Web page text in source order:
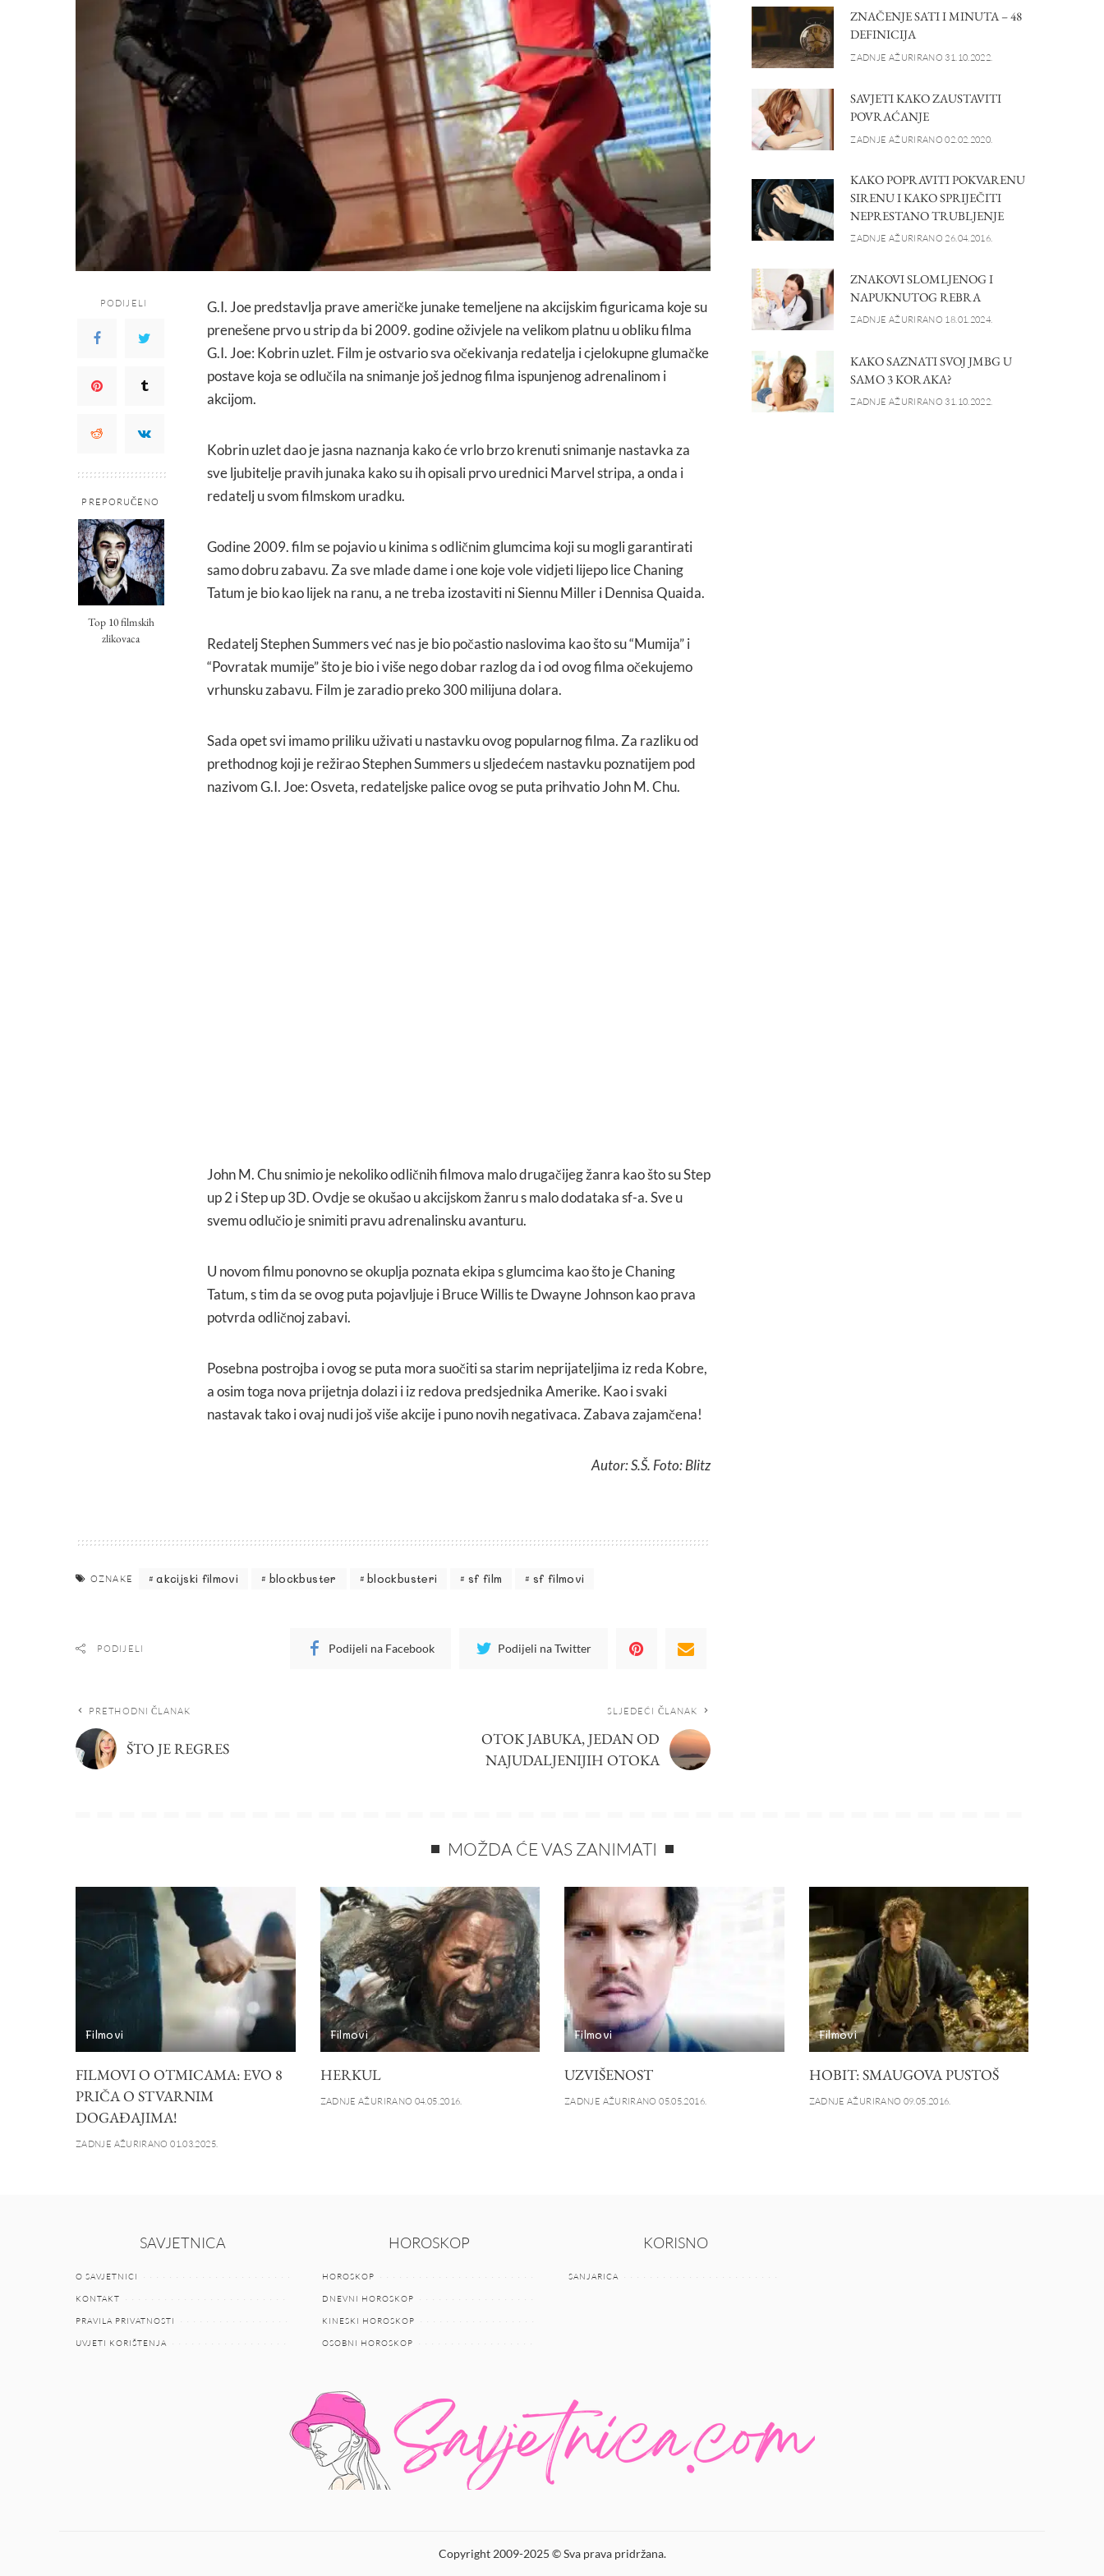
PODIJELI
PREPORUČENO
Top 10 filmskih
zlikovaca
G.I. Joe predstavlja prave američke junake temeljene na akcijskim figuricama koje su
prenešene prvo u strip da bi 2009. godine oživjele na velikom platnu u obliku filma
G.I. Joe: Kobrin uzlet. Film je ostvario sva očekivanja redatelja i cjelokupne glumačke
postave koja se odlučila na snimanje još jednog filma ispunjenog adrenalinom i
akcijom.
Kobrin uzlet dao je jasna naznanja kako će vrlo brzo krenuti snimanje nastavka za
sve ljubitelje pravih junaka kako su ih opisali prvo urednici Marvel stripa, a onda i
redatelj u svom filmskom uradku.
Godine 2009. film se pojavio u kinima s odličnim glumcima koji su mogli garantirati
samo dobru zabavu. Za sve mlade dame i one koje vole vidjeti lijepo lice Chaning
Tatum je bio kao lijek na ranu, a ne treba izostaviti ni Siennu Miller i Dennisa Quaida.
Redatelj Stephen Summers već nas je bio počastio naslovima kao što su “Mumija” i
“Povratak mumije” što je bio i više nego dobar razlog da i od ovog filma očekujemo
vrhunsku zabavu. Film je zaradio preko 300 milijuna dolara.
Sada opet svi imamo priliku uživati u nastavku ovog popularnog filma. Za razliku od
prethodnog koji je režirao Stephen Summers u sljedećem nastavku poznatijem pod
nazivom G.I. Joe: Osveta, redateljske palice ovog se puta prihvatio John M. Chu.
John M. Chu snimio je nekoliko odličnih filmova malo drugačijeg žanra kao što su Step
up 2 i Step up 3D. Ovdje se okušao u akcijskom žanru s malo dodataka sf-a. Sve u
svemu odlučio je snimiti pravu adrenalinsku avanturu.
U novom filmu ponovno se okuplja poznata ekipa s glumcima kao što je Chaning
Tatum, s tim da se ovog puta pojavljuje i Bruce Willis te Dwayne Johnson kao prava
potvrda odličnoj zabavi.
Posebna postrojba i ovog se puta mora suočiti sa starim neprijateljima iz reda Kobre,
a osim toga nova prijetnja dolazi i iz redova predsjednika Amerike. Kao i svaki
nastavak tako i ovaj nudi još više akcije i puno novih negativaca. Zabava zajamčena!
Autor: S.Š. Foto: Blitz
OZNAKE akcijski filmovi blockbuster blockbusteri sf film sf filmovi
PODIJELI Podijeli na Facebook Podijeli na Twitter
PRETHODNI ČLANAK
ŠTO JE REGRES
SLJEDEĆI ČLANAK
OTOK JABUKA, JEDAN OD
NAJUDALJENIJIH OTOKA
ZNAČENJE SATI I MINUTA – 48
DEFINICIJA
ZADNJE AŽURIRANO 31.10.2022.
SAVJETI KAKO ZAUSTAVITI
POVRAĆANJE
ZADNJE AŽURIRANO 02.02.2020.
KAKO POPRAVITI POKVARENU
SIRENU I KAKO SPRIJEČITI
NEPRESTANO TRUBLJENJE
ZADNJE AŽURIRANO 26.04.2016.
ZNAKOVI SLOMLJENOG I
NAPUKNUTOG REBRA
ZADNJE AŽURIRANO 18.01.2024.
KAKO SAZNATI SVOJ JMBG U
SAMO 3 KORAKA?
ZADNJE AŽURIRANO 31.10.2022.
MOŽDA ĆE VAS ZANIMATI
Filmovi
FILMOVI O OTMICAMA: EVO 8
PRIČA O STVARNIM
DOGAĐAJIMA!
ZADNJE AŽURIRANO 01.03.2025.
Filmovi
HERKUL
ZADNJE AŽURIRANO 04.05.2016.
Filmovi
UZVIŠENOST
ZADNJE AŽURIRANO 05.05.2016.
Filmovi
HOBIT: SMAUGOVA PUSTOŠ
ZADNJE AŽURIRANO 09.05.2016.
SAVJETNICA
O SAVJETNICI
KONTAKT
PRAVILA PRIVATNOSTI
UVJETI KORIŠTENJA
HOROSKOP
HOROSKOP
DNEVNI HOROSKOP
KINESKI HOROSKOP
OSOBNI HOROSKOP
KORISNO
SANJARICA
Copyright 2009-2025 © Sva prava pridržana.